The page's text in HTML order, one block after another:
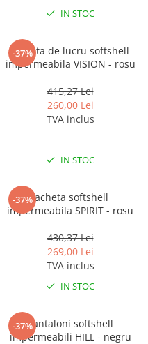
IN STOC
-37%
Jacheta de lucru softshell
impermeabila VISION - rosu
415,27 Lei
260,00 Lei
TVA inclus
IN STOC
-37%Jacheta softshell
impermeabila SPIRIT - rosu
430,37 Lei
269,00 Lei
TVA inclus
IN STOC
-37%Pantaloni softshell
impermeabili HILL - negru